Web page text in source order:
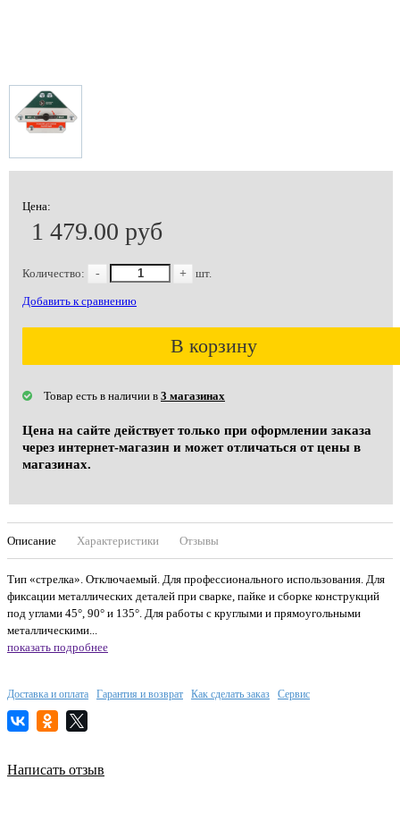
Цена:
1 479.00 руб
Количество: - + шт.
Добавить к сравнению
В корзину
Товар есть в наличии в 3 магазинах
Цена на сайте действует только при оформлении заказа
через интернет-магазин и может отличаться от цены в
магазинах.
Описание Характеристики Отзывы
Тип «стрелка». Отключаемый. Для профессионального использования. Для
фиксации металлических деталей при сварке, пайке и сборке конструкций
под углами 45°, 90° и 135°. Для работы с круглыми и прямоугольными
металлическими...
показать подробнее
Доставка и оплата Гарантия и возврат Как сделать заказ Сервис
Написать отзыв